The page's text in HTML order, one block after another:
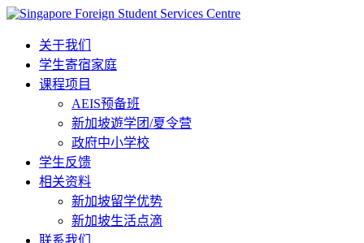
关于我们
学生寄宿家庭
课程项目
AEIS预备班
新加坡遊学团/夏令营
政府中小学校
学生反馈
相关资料
新加坡留学优势
新加坡生活点滴
联系我们